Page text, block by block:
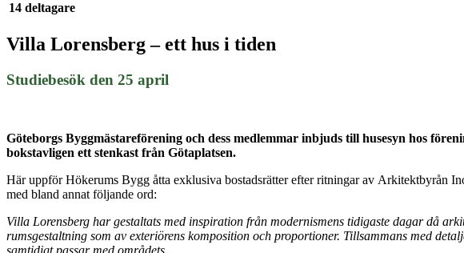
14 deltagare
Villa Lorensberg – ett hus i tiden
Studiebesök den 25 april
Göteborgs Byggmästareförening och dess medlemmar inbjuds till husesyn hos
bokstavligen ett stenkast från Götaplatsen.
Här uppför Hökerums Bygg åtta exklusiva bostadsrätter efter ritningar av Arkitektbyrån
med bland annat följande ord:
Villa Lorensberg har gestaltats med inspiration från modernismens tidigaste dagar då
rumsgestaltning som av exteriörens komposition och proportioner. Tillsammans med
samtidigt passar med områdets.